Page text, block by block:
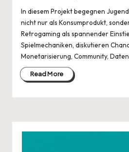
In diesem Projekt begegnen
nicht nur als Konsumprodukt,
Retrogaming als spannender
Spielmechaniken, diskutieren
Monetarisierung, Community,
Read More